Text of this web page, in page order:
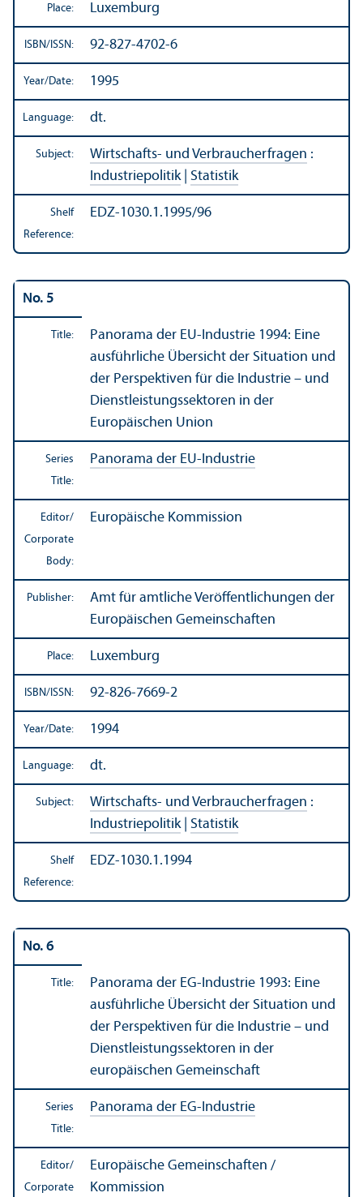
Place: Luxemburg
ISBN/ISSN: 92-827-4702-6
Year/Date: 1995
Language: dt.
Subject: Wirtschafts- und Verbraucherfragen :
Industriepolitik| Statistik
Shelf
Reference:
EDZ-1030.1.1995/96
No. 5
Title:
Panorama der EU-Industrie 1994: Eine
ausführliche Übersicht der Situation und
der Perspektiven für die Industrie – und
Dienstleistungssektoren in der
Europäischen Union
Series
Title:
Panorama der EU-Industrie
Editor/
Corporate
Body:
Europäische Kommission
Publisher:
Amt für amtliche Veröffentlichungen der
Europäischen Gemeinschaften
Place: Luxemburg
ISBN/ISSN: 92-826-7669-2
Year/Date: 1994
Language: dt.
Subject: Wirtschafts- und Verbraucherfragen :
Industriepolitik| Statistik
Shelf
Reference:
EDZ-1030.1.1994
No. 6
Title:
Panorama der EG-Industrie 1993: Eine
ausführliche Übersicht der Situation und
der Perspektiven für die Industrie – und
Dienstleistungssektoren in der
europäischen Gemeinschaft
Series
Title:
Panorama der EG-Industrie
Editor/
Corporate
Europäische Gemeinschaften /
Kommission